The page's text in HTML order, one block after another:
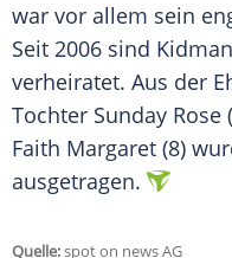
war vor allem sein
Seit 2006 sind Kidman
verheiratet. Aus der
Tochter Sunday
Faith Margaret (8)
ausgetragen.
Quelle:spot on news AG